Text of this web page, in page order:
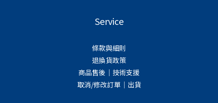
Service
條款與細則
退換貨政策
商品售後｜技術支援
取消/修改訂單｜出貨